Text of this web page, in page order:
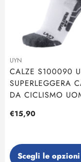
UYN
CALZE S100090
SUPERLEGGERA
DA CICLISMO
Prezzo
€15,90
Scegli le opzioni